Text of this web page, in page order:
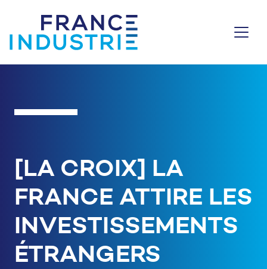
[LA CROIX] LA
FRANCE ATTIRE LES
INVESTISSEMENTS
ÉTRANGERS